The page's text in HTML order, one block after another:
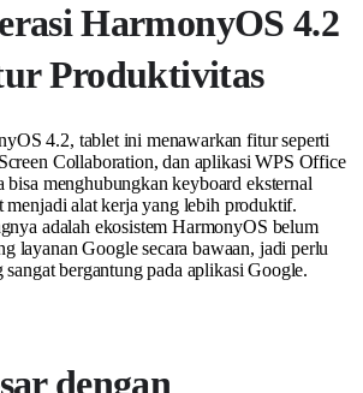
HarmonyOS 4.2
Produktivitas
4.2, tablet ini menawarkan fitur seperti
Collaboration, dan aplikasi WPS Office
bisa menghubungkan keyboard eksternal
menjadi alat kerja yang lebih produktif.
adalah ekosistem HarmonyOS belum
layanan Google secara bawaan, jadi perlu
bergantung pada aplikasi Google.
dengan